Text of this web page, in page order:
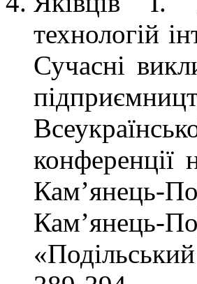
технологій
Сучасні
конференції